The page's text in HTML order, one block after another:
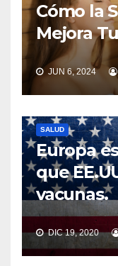
Cómo la
Mejora
JUN 6, 2024
SALUD
Europa
que
vacunas.
DIC 19, 2020